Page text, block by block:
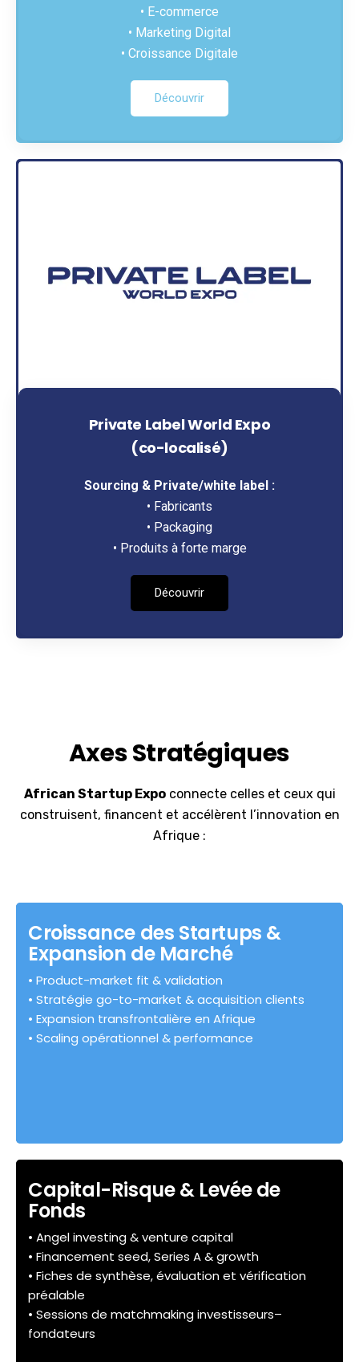
• E-commerce
• Marketing Digital
• Croissance Digitale
Découvrir
Private Label World Expo
(co-localisé)
Sourcing & Private/white label :
• Fabricants
• Packaging
• Produits à forte marge
Découvrir
Axes Stratégiques
African Startup Expoconnecte celles et ceux qui
construisent, financent et accélèrent l’innovation en
Afrique :
Croissance des Startups &
Expansion de Marché
• Product-market fit & validation
• Stratégie go-to-market & acquisition clients
• Expansion transfrontalière en Afrique
• Scaling opérationnel & performance
Capital-Risque & Levée de
Fonds
• Angel investing & venture capital
• Financement seed, Series A & growth
• Fiches de synthèse, évaluation et vérification
préalable
• Sessions de matchmaking investisseurs–
fondateurs